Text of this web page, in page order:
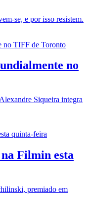
se, e por isso resistem.
no
Siqueira integra
Filmin esta
premiado em